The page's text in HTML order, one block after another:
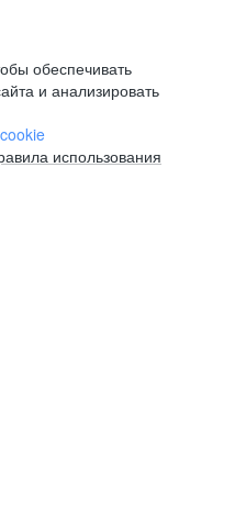
обеспечивать
и анализировать
использования